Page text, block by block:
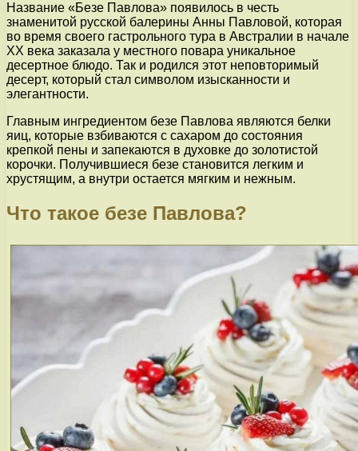
Название «Безе Павлова» появилось в честь
знаменитой русской балерины Анны Павловой, которая
во время своего гастрольного тура в Австралии в начале
XX века заказала у местного повара уникальное
десертное блюдо. Так и родился этот неповторимый
десерт, который стал символом изысканности и
элегантности.
Главным ингредиентом безе Павлова являются белки
яиц, которые взбиваются с сахаром до состояния
крепкой пены и запекаются в духовке до золотистой
корочки. Получившиеся безе становится легким и
хрустящим, а внутри остается мягким и нежным.
Что такое безе Павлова?